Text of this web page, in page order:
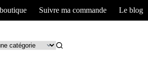
Suivre ma commande Le blog